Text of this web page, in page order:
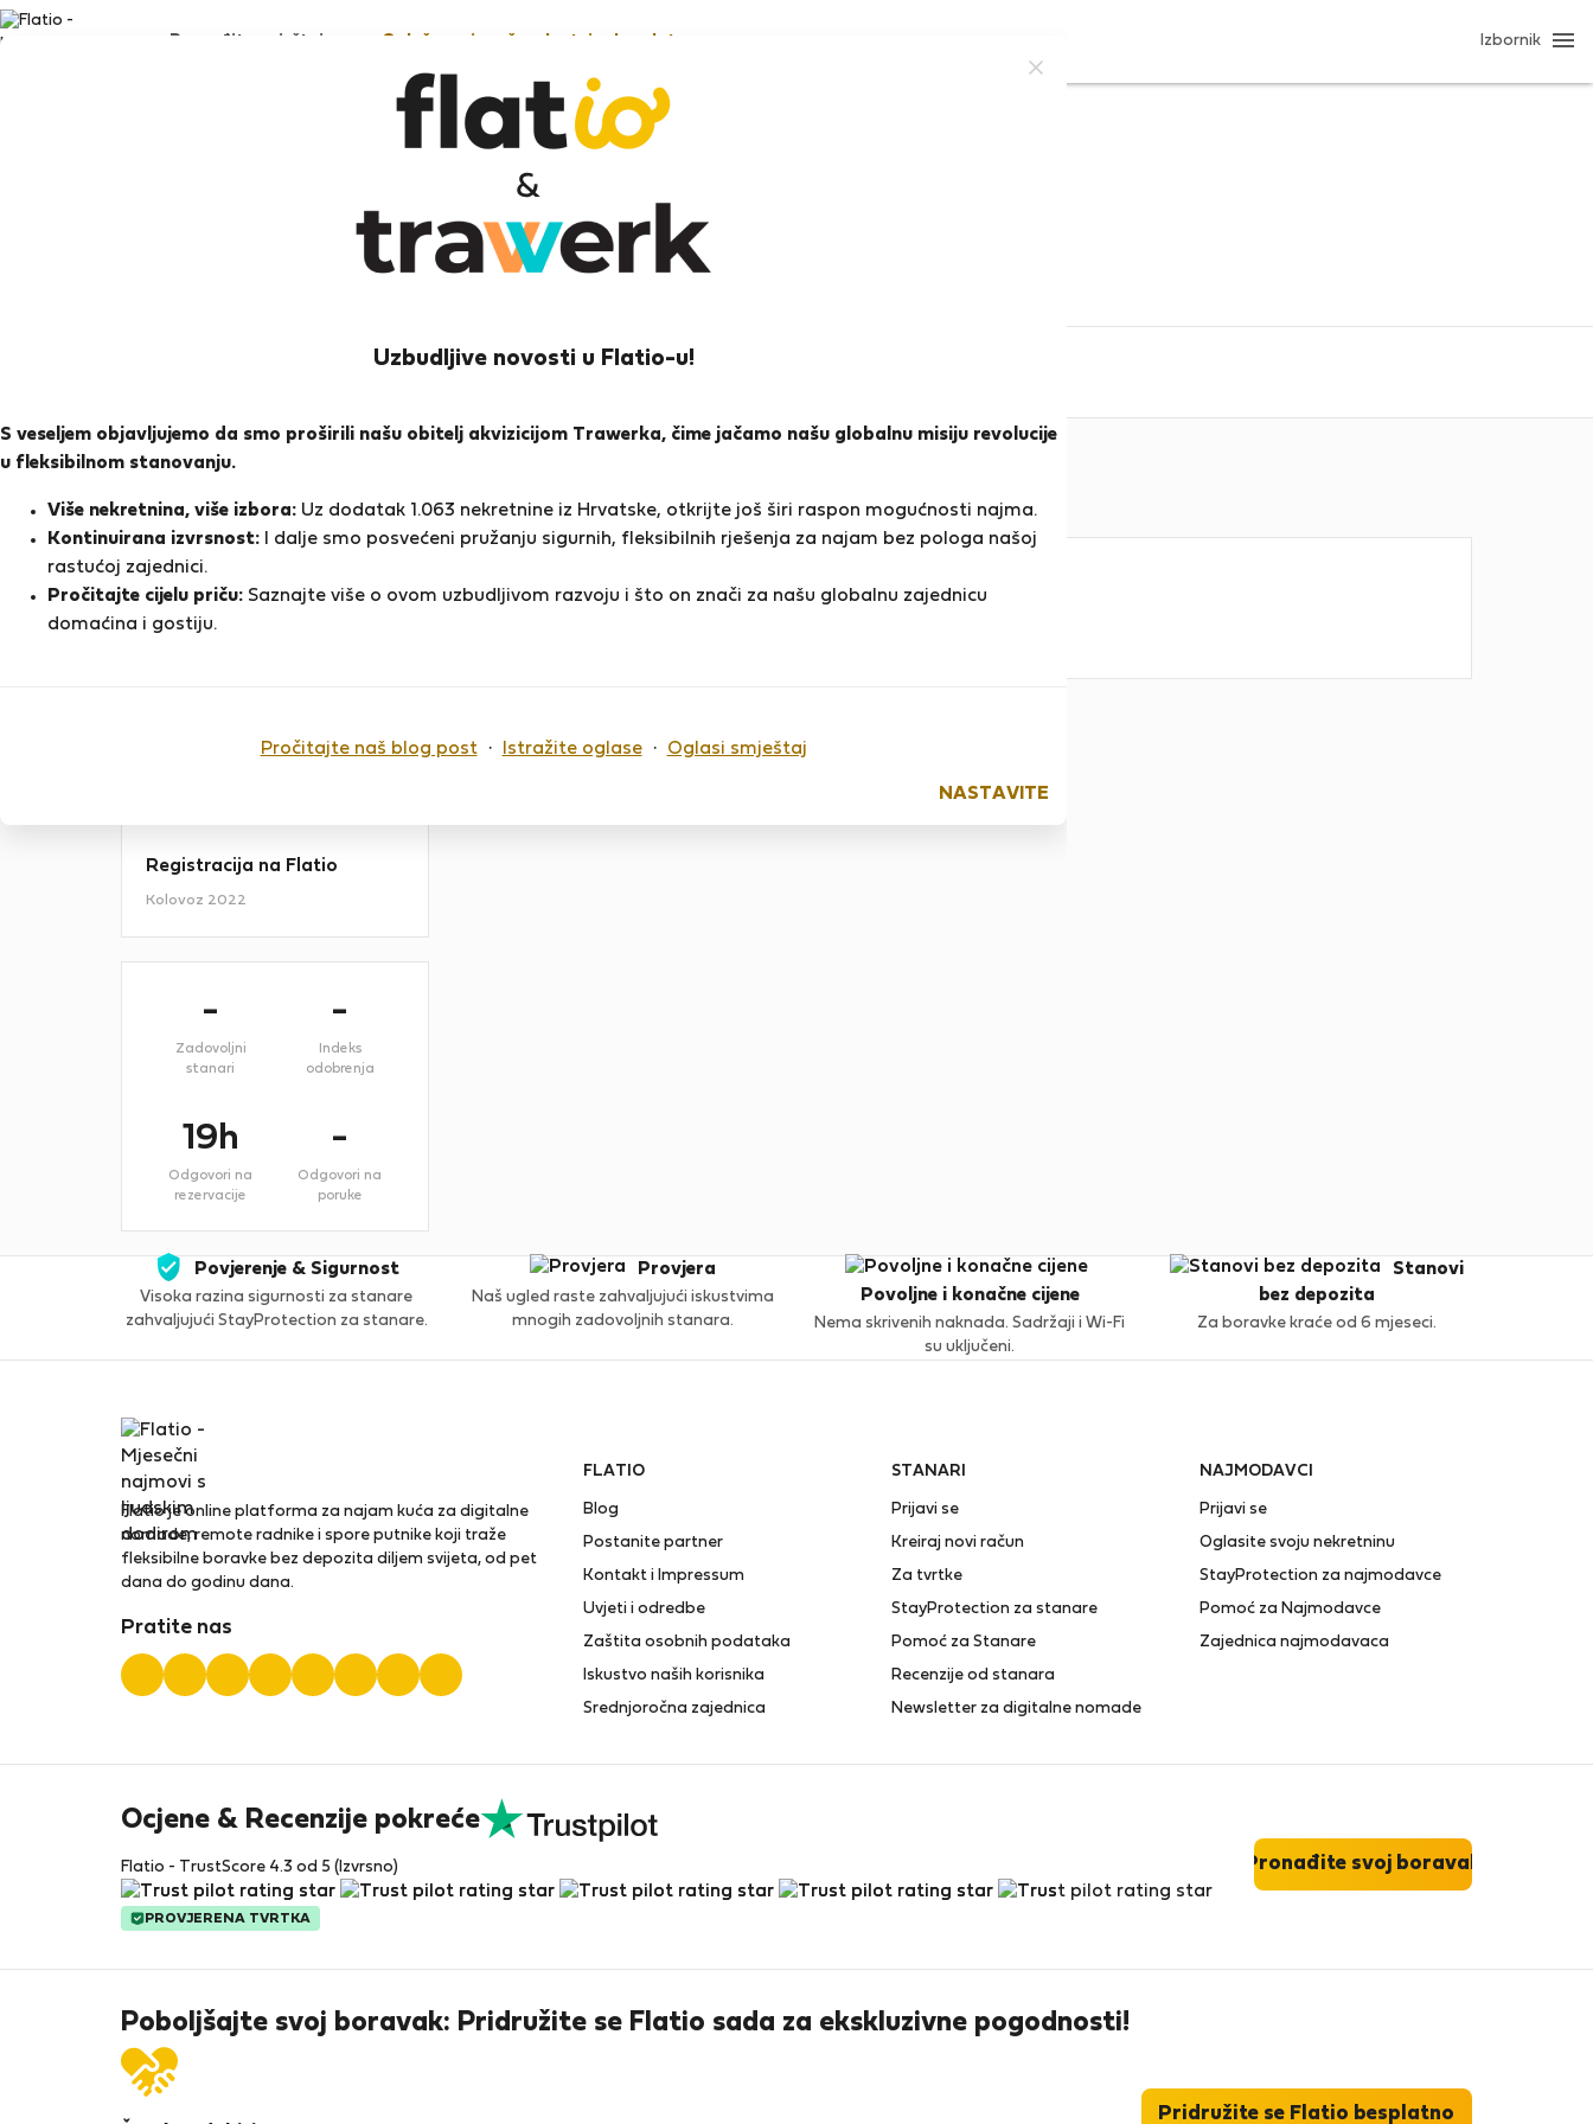
Uzbudljive novosti u Flatio-u!
S veseljem objavljujemo da smo proširili našu obitelj akvizicijom Trawerka, čime jačamo našu globalnu misiju revolucije
u fleksibilnom stanovanju.
Više nekretnina, više izbora: Uz dodatak 1.063 nekretnine iz Hrvatske, otkrijte još širi raspon mogućnosti najma.
Kontinuirana izvrsnost: I dalje smo posvećeni pružanju sigurnih, fleksibilnih rješenja za najam bez pologa našoj
rastućoj zajednici.
Pročitajte cijelu priču: Saznajte više o ovom uzbudljivom razvoju i što on znači za našu globalnu zajednicu
domaćina i gostiju.
Pročitajte naš blog post· Istražite oglase· Oglasi smještaj
NASTAVITE
Pronađite smještaj Oglašavanje vaše nekretnine besplatno Izbornik
Cristina M.
Ocjena i reference
O meni
me encanta poder alquilar la
vivienda a personas responsables y
con ganas de aportar nuevas
experiencias, todo el mundo que ha
Registracija na Flatio
Kolovoz 2022
-
Zadovoljni
stanari
-
Indeks
odobrenja
19h
Odgovori na
rezervacije
-
Odgovori na
poruke
Do sada nema ocjena
Povjerenje & Sigurnost
Visoka razina sigurnosti za stanare
zahvaljujući StayProtection za stanare.
Provjera
Naš ugled raste zahvaljujući iskustvima
mnogih zadovoljnih stanara.
Povoljne i konačne cijene
Nema skrivenih naknada. Sadržaji i Wi-Fi
su uključeni.
Stanovi
bez depozita
Za boravke kraće od 6 mjeseci.
Flatio je online platforma za najam kuća za digitalne
nomade, remote radnike i spore putnike koji traže
fleksibilne boravke bez depozita diljem svijeta, od pet
dana do godinu dana.
Pratite nas
FLATIO
Blog
Postanite partner
Kontakt i Impressum
Uvjeti i odredbe
Zaštita osobnih podataka
Iskustvo naših korisnika
Srednjoročna zajednica
STANARI
Prijavi se
Kreiraj novi račun
Za tvrtke
StayProtection za stanare
Pomoć za Stanare
Recenzije od stanara
Newsletter za digitalne nomade
NAJMODAVCI
Prijavi se
Oglasite svoju nekretninu
StayProtection za najmodavce
Pomoć za Najmodavce
Zajednica najmodavaca
Ocjene & Recenzije pokreće
Flatio - TrustScore 4.3 od 5 (Izvrsno)
PROVJERENA TVRTKA
Pronađite svoj boravak
Poboljšajte svoj boravak: Pridružite se Flatio sada za ekskluzivne pogodnosti!
Pridružite se Flatio besplatno